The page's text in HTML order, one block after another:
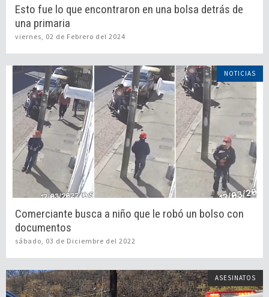
Esto fue lo que encontraron en una bolsa detrás de
una primaria
viernes, 02 de Febrero del 2024
NOTICIAS
Comerciante busca a niño que le robó un bolso con
documentos
sábado, 03 de Diciembre del 2022
ASESINATOS